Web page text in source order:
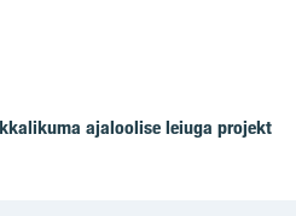
ajaloolise leiuga projekt